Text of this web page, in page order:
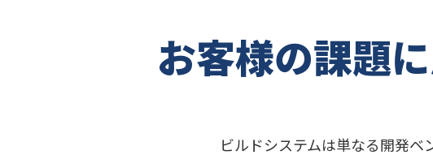
お客様の課題
ビルドシステムは単なる開発ベ